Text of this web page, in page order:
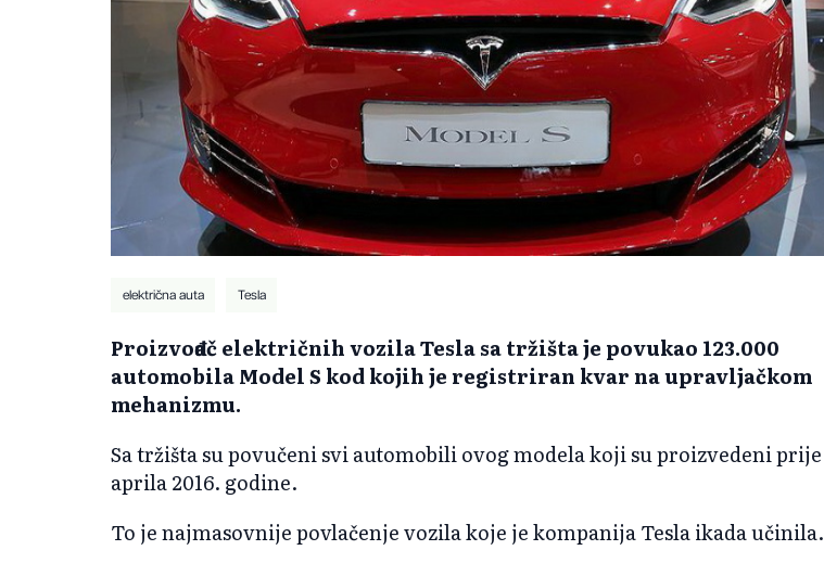
električna auta Tesla
Proizvođač električnih vozila Tesla sa tržišta je povukao 123.000
automobila Model S kod kojih je registriran kvar na upravljačkom
mehanizmu.
Sa tržišta su povučeni svi automobili ovog modela koji su proizvedeni prije
aprila 2016. godine.
To je najmasovnije povlačenje vozila koje je kompanija Tesla ikada učinila.